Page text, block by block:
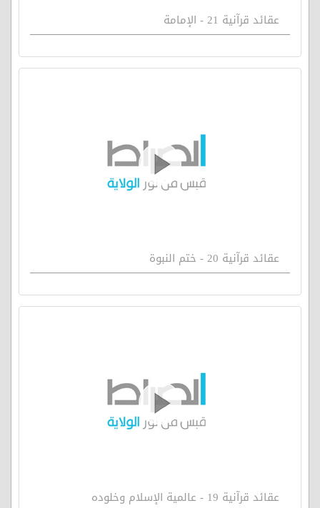
عقائد قرآنية 21 - الإمامة
عقائد قرآنية 20 - ختم النبوة
عقائد قرآنية 19 - عالمية الإسلام وخلوده